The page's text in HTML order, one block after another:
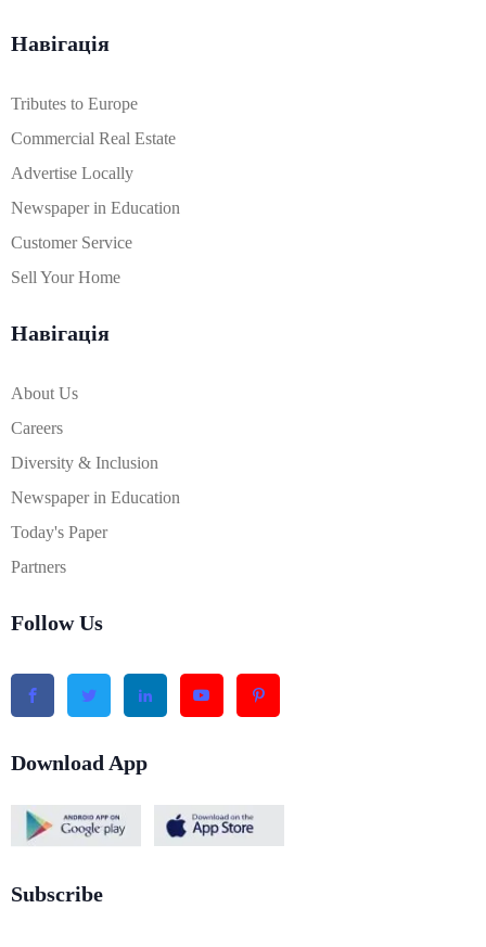
Навігація
Tributes to Europe
Commercial Real Estate
Advertise Locally
Newspaper in Education
Customer Service
Sell Your Home
Навігація
About Us
Careers
Diversity & Inclusion
Newspaper in Education
Today's Paper
Partners
Follow Us
Download App
Subscribe